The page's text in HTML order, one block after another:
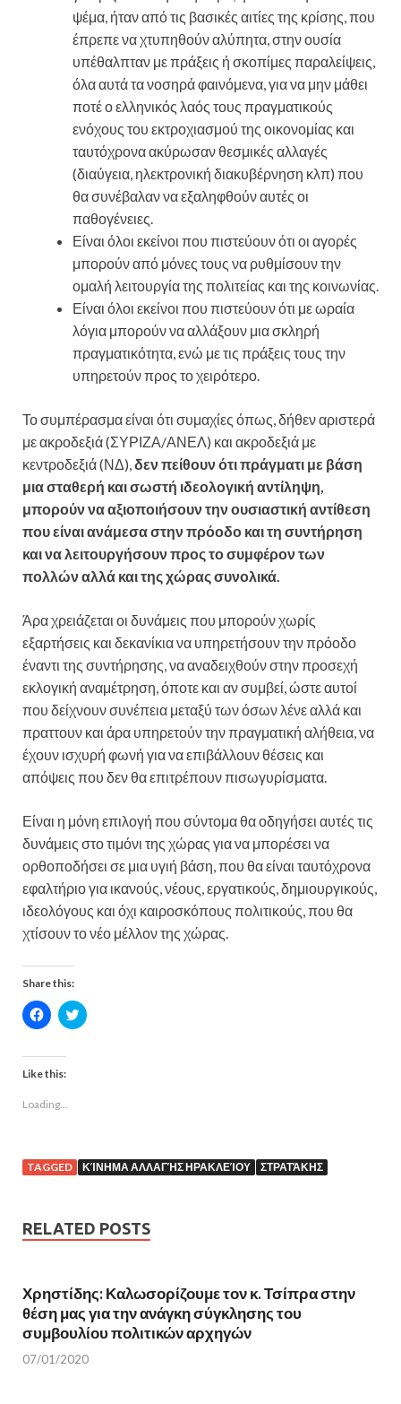
ψέμα, ήταν από τις βασικές αιτίες της κρίσης, που
έπρεπε να χτυπηθούν αλύπητα, στην ουσία
υπέθαλπταν με πράξεις ή σκοπίμες παραλείψεις,
όλα αυτά τα νοσηρά φαινόμενα, για να μην μάθει
ποτέ ο ελληνικός λαός τους πραγματικούς
ενόχους του εκτροχιασμού της οικονομίας και
ταυτόχρονα ακύρωσαν θεσμικές αλλαγές
(διαύγεια, ηλεκτρονική διακυβέρνηση κλπ) που
θα συνέβαλαν να εξαληφθούν αυτές οι
παθογένειες.
Είναι όλοι εκείνοι που πιστεύουν ότι οι αγορές
μπορούν από μόνες τους να ρυθμίσουν την
ομαλή λειτουργία της πολιτείας και της κοινωνίας.
Είναι όλοι εκείνοι που πιστεύουν ότι με ωραία
λόγια μπορούν να αλλάξουν μια σκληρή
πραγματικότητα, ενώ με τις πράξεις τους την
υπηρετούν προς το χειρότερο.
Το συμπέρασμα είναι ότι συμαχίες όπως, δήθεν αριστερά
με ακροδεξιά (ΣΥΡΙΖΑ/ΑΝΕΛ) και ακροδεξιά με
κεντροδεξιά (ΝΔ),δεν πείθουν ότι πράγματι με βάση
μια σταθερή και σωστή ιδεολογική αντίληψη,
μπορούν να αξιοποιήσουν την ουσιαστική αντίθεση
που είναι ανάμεσα στην πρόοδο και τη συντήρηση
και να λειτουργήσουν προς το συμφέρον των
πολλών αλλά και της χώρας συνολικά.
Άρα χρειάζεται οι δυνάμεις που μπορούν χωρίς
εξαρτήσεις και δεκανίκια να υπηρετήσουν την πρόοδο
έναντι της συντήρησης, να αναδειχθούν στην προσεχή
εκλογική αναμέτρηση, όποτε και αν συμβεί, ώστε αυτοί
που δείχνουν συνέπεια μεταξύ των όσων λένε αλλά και
πραττουν και άρα υπηρετούν την πραγματική αλήθεια, να
έχουν ισχυρή φωνή για να επιβάλλουν θέσεις και
απόψεις που δεν θα επιτρέπουν πισωγυρίσματα.
Είναι η μόνη επιλογή που σύντομα θα οδηγήσει αυτές τις
δυνάμεις στο τιμόνι της χώρας για να μπορέσει να
ορθοποδήσει σε μια υγιή βάση, που θα είναι ταυτόχρονα
εφαλτήριο για ικανούς, νέους, εργατικούς, δημιουργικούς,
ιδεολόγους και όχι καιροσκόπους πολιτικούς, που θα
χτίσουν το νέο μέλλον της χώρας.
Share this:
C
l
k
t
o
h
n
F
b
o
o
p
e
n
s
i
n
C
l
n
T
t
e
r
e
n
s
i
n
e
Like this:
Loading...
TAGGED ΚΊΝΗΜΑ ΑΛΛΑΓΉΣ ΗΡΑΚΛΕΊΟΥ ΣΤΡΑΤΆΚΗΣ
RELATED POSTS
Χρηστίδης: Καλωσορίζουμε τον κ. Τσίπρα στην
θέση μας για την ανάγκη σύγκλησης του
συμβουλίου πολιτικών αρχηγών
07/01/2020